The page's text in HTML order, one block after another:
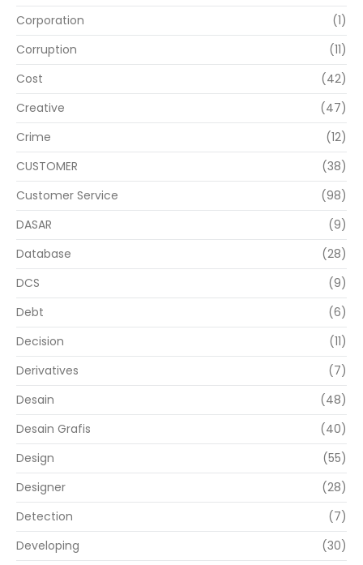
Corporation
(1)
Corruption
(11)
Cost
(42)
Creative
(47)
Crime
(12)
CUSTOMER
(38)
Customer Service
(98)
DASAR
(9)
Database
(28)
DCS
(9)
Debt
(6)
Decision
(11)
Derivatives
(7)
Desain
(48)
Desain Grafis
(40)
Design
(55)
Designer
(28)
Detection
(7)
Developing
(30)